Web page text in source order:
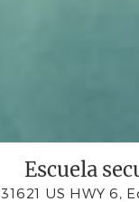
Escuela
31621 US HWY 6,